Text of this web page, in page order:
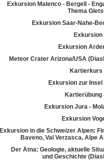
Exkursion Malenco - Bergell -
Thema
Exkursion Saar-Nahe-
Exkursion
Exkursion
Meteor Crater Arizona/USA
Kartierkurs
Exkursion zur Insel
Kartierübung
Exkursion Jura -
Exkursion
Exkursion in die Schweizer Alpen:
Baveno, Val Verzasca, Alpe
Der Ätna: Geologie, aktuelle
und Geschichte